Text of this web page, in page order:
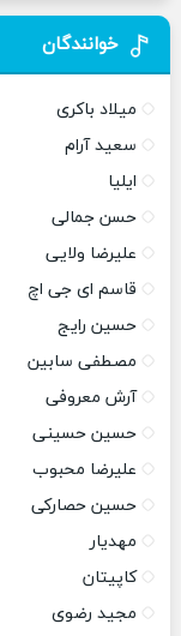
خوانندگان
میلاد باکری
سعید آرام
ایلیا
حسن جمالی
علیرضا ولایی
قاسم ای جی اچ
حسین رایج
مصطفی سابین
آرش معروفی
حسین حسینی
علیرضا محبوب
حسین حصارکی
مهدیار
کاپیتان
مجید رضوی